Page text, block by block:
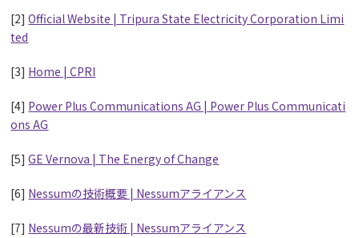
[2]Official Website | Tripura State Electricity Corporation Limi
ted
[3] Home | CPRI
[4] Power Plus Communications AG | Power Plus Communicati
ons AG
[5]GE Vernova | The Energy of Change
[6] Nessumの技術概要 | Nessumアライアンス
[7] Nessumの最新技術 | Nessumアライアンス